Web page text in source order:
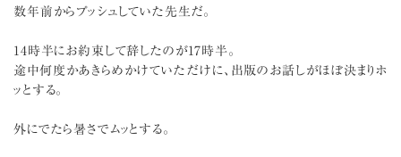
数年前からプッシュしていた先生だ。
14時半にお約束して辞したのが17時半。
途中何度かあきらめかけていただけに、出版のお話しがほぼ決まりホ
ッとする。
外にでたら暑さでムッとする。